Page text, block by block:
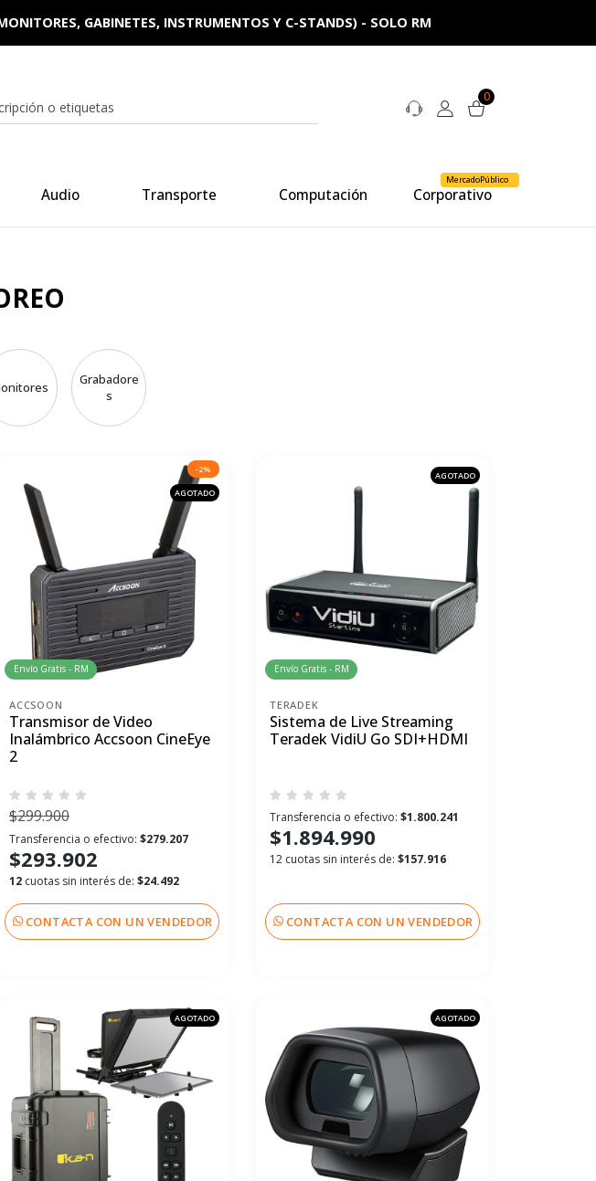
0
Audio Transporte Computación Corporativo
MercadoPúblico
GABINETES, INSTRUMENTOS Y C-STANDS) - SOLO RM
Grabadore
s
-2%
AGOTADO
Envío Gratis - RM
ACCSOON
Transmisor de Video
Inalámbrico Accsoon CineEye
2
$299.900
Transferencia o efectivo: $279.207
$293.902
12cuotas sin interés de: $24.492
CONTACTA CON UN VENDEDOR
AGOTADO
Envío Gratis - RM
TERADEK
Sistema de Live Streaming
Teradek VidiU Go SDI+HDMI
Transferencia o efectivo: $1.800.241
$1.894.990
12 cuotas sin interés de: $157.916
CONTACTA CON UN VENDEDOR
AGOTADO AGOTADO